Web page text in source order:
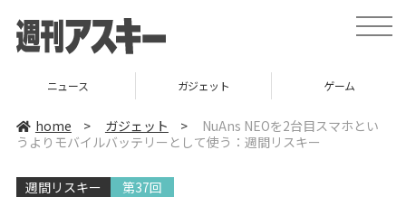
t
o
v
ニュース ガジェット ゲーム
home > ガジェット >
NuAns NEOを2台目スマホとい
うよりモバイルバッテリーとして使う：週間リスキー
週間リスキー 第37回